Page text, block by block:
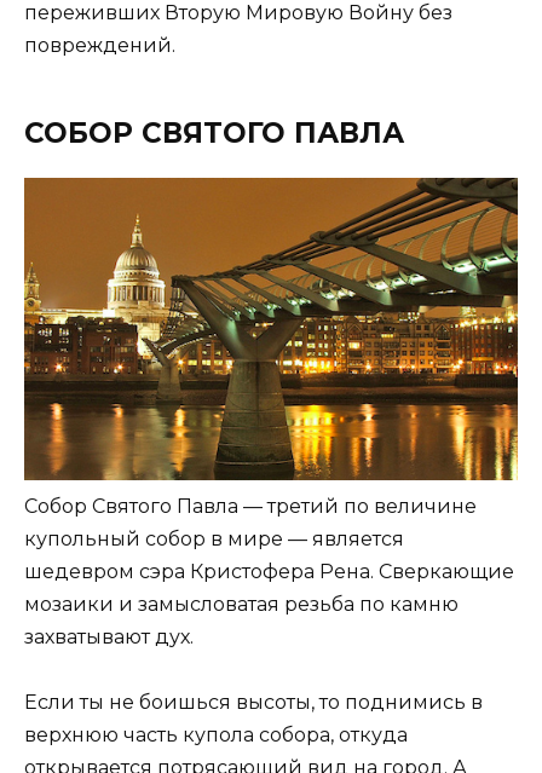
переживших Вторую Мировую Войну без
повреждений.
СОБОР СВЯТОГО ПАВЛА
Собор Святого Павла — третий по величине
купольный собор в мире — является
шедевром сэра Кристофера Рена. Сверкающие
мозаики и замысловатая резьба по камню
захватывают дух.
Если ты не боишься высоты, то поднимись в
верхнюю часть купола собора, откуда
открывается потрясающий вид на город. А